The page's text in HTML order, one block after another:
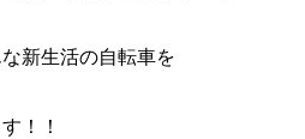
新生活の自転車を
！！